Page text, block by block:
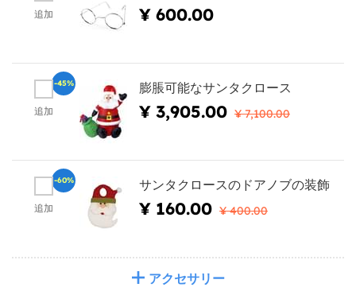
追加 ¥ 600.00
追加
膨脹可能なサンタクロース
¥ 3,905.00 ¥ 7,100.00
-45%
追加
サンタクロースのドアノブの装飾
¥ 160.00 ¥ 400.00
-60%
アクセサリー